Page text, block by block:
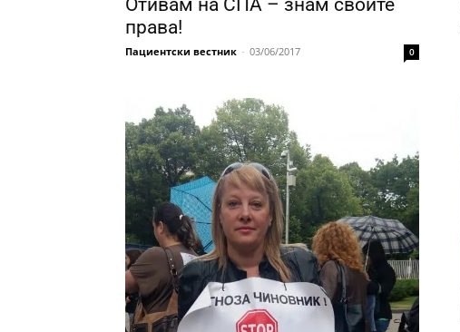
права!
Пациентски вестник - 03/06/2017 0